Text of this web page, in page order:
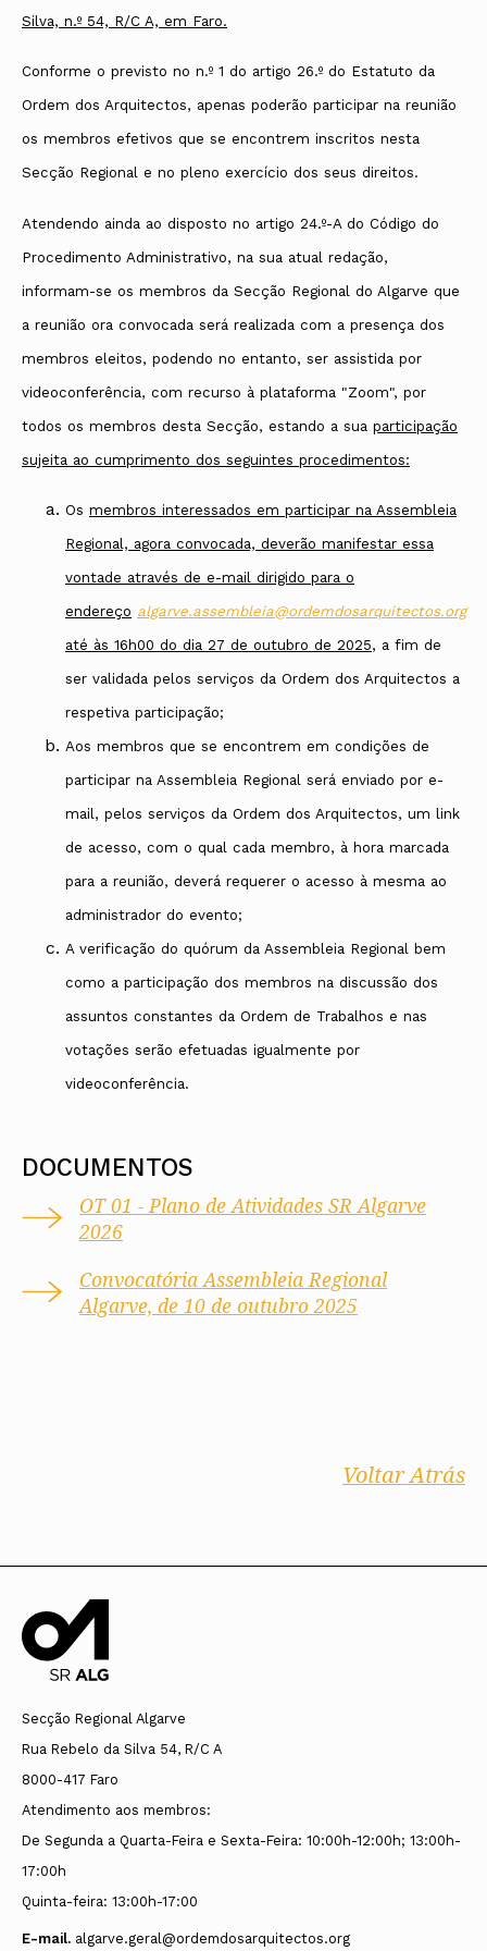
Silva, n.º 54, R/C A, em Faro.
Conforme o previsto no n.º 1 do artigo 26.º do Estatuto da
Ordem dos Arquitectos, apenas poderão participar na reunião
os membros efetivos que se encontrem inscritos nesta
Secção Regional e no pleno exercício dos seus direitos.
Atendendo ainda ao disposto no artigo 24.º-A do Código do
Procedimento Administrativo, na sua atual redação,
informam-se os membros da Secção Regional do Algarve que
a reunião ora convocada será realizada com a presença dos
membros eleitos, podendo no entanto, ser assistida por
videoconferência, com recurso à plataforma "Zoom", por
todos os membros desta Secção, estando a sua participação
sujeita ao cumprimento dos seguintes procedimentos:
Os membros interessados em participar na Assembleia
Regional, agora convocada, deverão manifestar essa
vontade através de e-mail dirigido para o
endereço algarve.assembleia@ordemdosarquitectos.org
até às 16h00 do dia 27 de outubro de 2025, a fim de
ser validada pelos serviços da Ordem dos Arquitectos a
respetiva participação;
Aos membros que se encontrem em condições de
participar na Assembleia Regional será enviado por e-
mail, pelos serviços da Ordem dos Arquitectos, um link
de acesso, com o qual cada membro, à hora marcada
para a reunião, deverá requerer o acesso à mesma ao
administrador do evento;
A verificação do quórum da Assembleia Regional bem
como a participação dos membros na discussão dos
assuntos constantes da Ordem de Trabalhos e nas
votações serão efetuadas igualmente por
videoconferência.
DOCUMENTOS
OT 01 - Plano de Atividades SR Algarve
2026
Convocatória Assembleia Regional
Algarve, de 10 de outubro 2025
Voltar Atrás
Secção Regional Algarve
Rua Rebelo da Silva 54, R/C A
8000-417 Faro
Atendimento aos membros:
De Segunda a Quarta-Feira e Sexta-Feira: 10:00h-12:00h; 13:00h-
17:00h
Quinta-feira: 13:00h-17:00
E-mail. algarve.geral@ordemdosarquitectos.org